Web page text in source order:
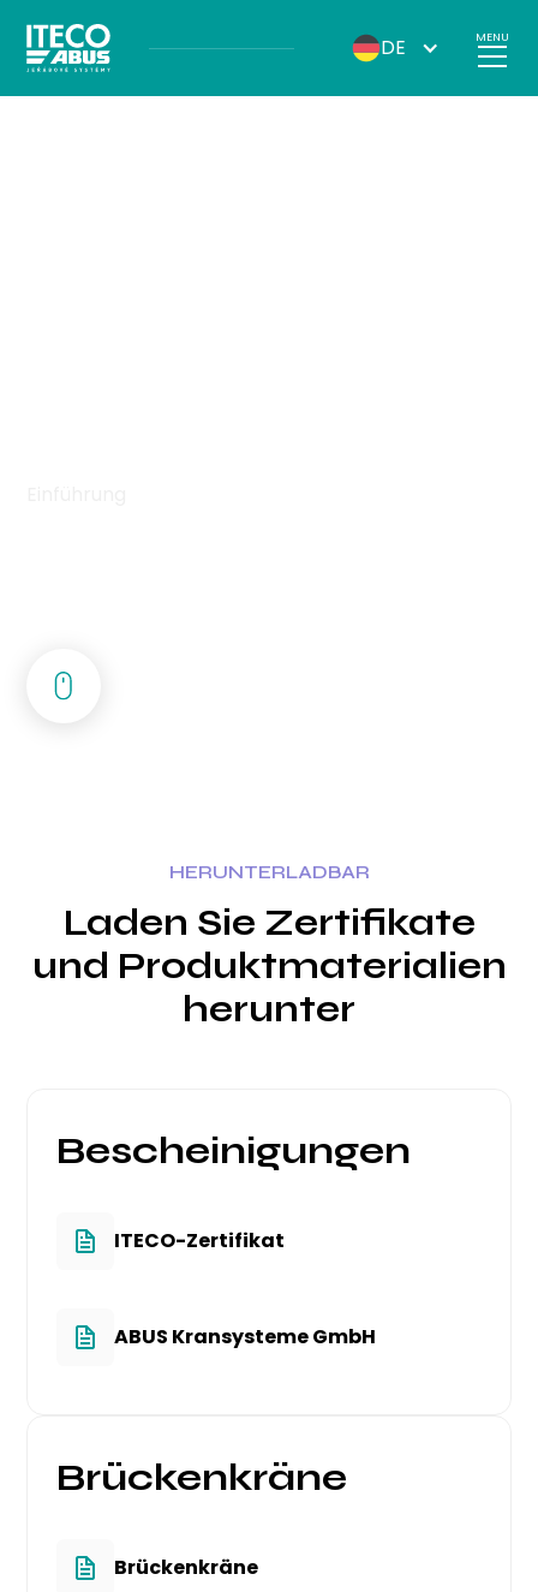
DE MENU
HERUNTERLADBAR
Laden Sie Zertifikate
und Produktmaterialien
herunter
Bescheinigungen
ITECO-Zertifikat
ABUS Kransysteme GmbH
Brückenkräne
Brückenkräne